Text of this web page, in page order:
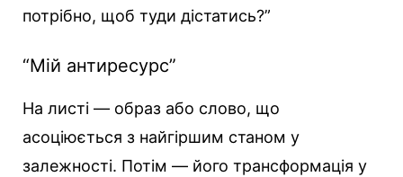
потрібно, щоб туди дістатись?”
“Мій антиресурс”
На листі — образ або слово, що
асоціюється з найгіршим станом у
залежності. Потім — його трансформація у